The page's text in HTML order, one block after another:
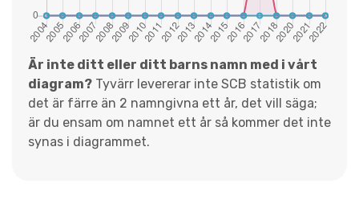
Är inte ditt eller ditt barns namn med i vårt
diagram? Tyvärr levererar inte SCB statistik om
det är färre än 2 namngivna ett år, det vill säga;
är du ensam om namnet ett år så kommer det inte
synas i diagrammet.